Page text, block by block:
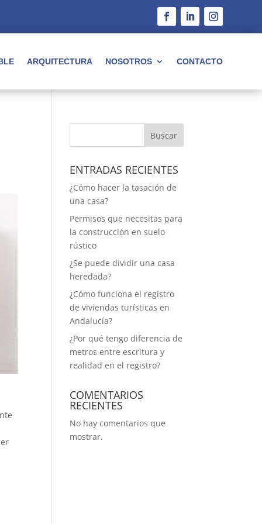
ARQUITECTURA NOSOTROS CONTACTO
Buscar
ENTRADAS RECIENTES
¿Cómo hacer la tasación de
una casa?
Permisos que necesitas para
la construcción en suelo
rústico
¿Se puede dividir una casa
heredada?
¿Cómo funciona el registro
de viviendas turísticas en
Andalucía​?
¿Por qué tengo diferencia de
metros entre escritura y
realidad en el registro?
COMENTARIOS
RECIENTES
No hay comentarios que
mostrar.